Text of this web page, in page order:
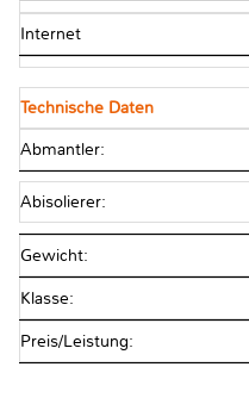
Internet
Technische Daten
Abmantler:
Abisolierer:
Gewicht:
Klasse:
Preis/Leistung: